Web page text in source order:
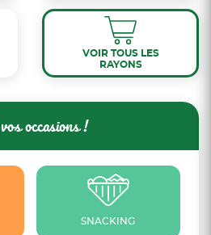
VOIR TOUS LES
RAYONS
vos occasions !
SNACKING